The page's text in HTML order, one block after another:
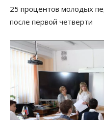
25 процентов молодых
после первой четверти